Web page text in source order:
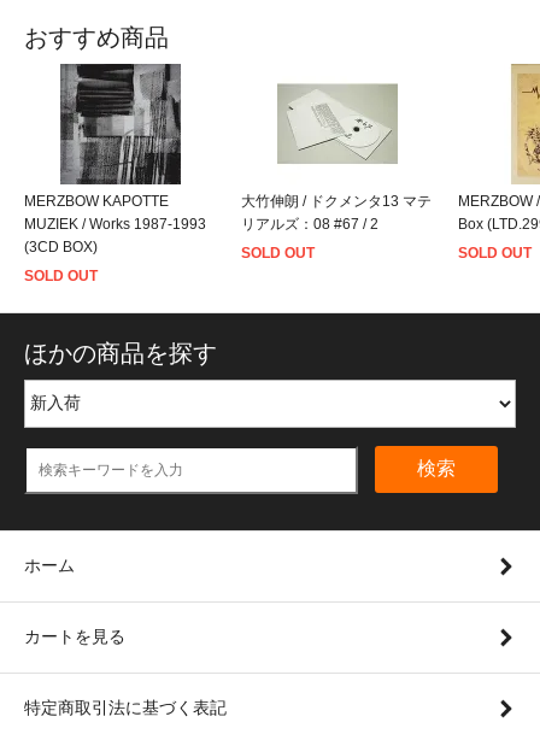
おすすめ商品
MERZBOW KAPOTTE
MUZIEK / Works 1987-1993
(3CD BOX)
SOLD OUT
大竹伸朗 / ドクメンタ13 マテ
リアルズ：08 #67 / 2
SOLD OUT
MERZBOW
Box
SOLD OUT
ほかの商品を探す
検索
ホーム
カートを見る
特定商取引法に基づく表記